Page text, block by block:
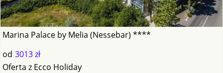
Marina Palace by Melia (Nessebar) ****
od 3013 zł
Oferta z Ecco Holiday